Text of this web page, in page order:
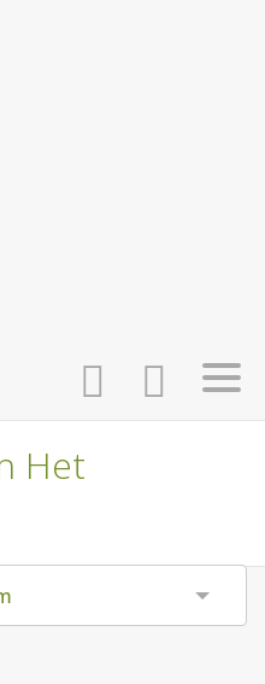
INLOGGEN
AANMELDEN
Het